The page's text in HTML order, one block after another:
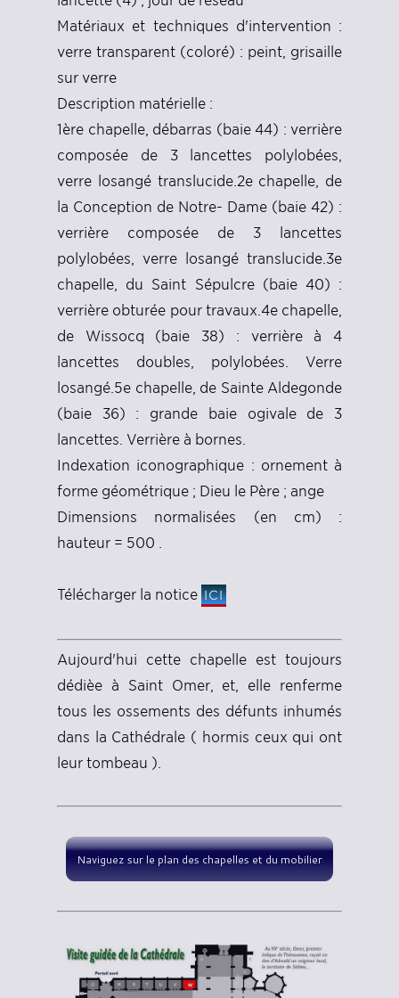
Matériaux et techniques d'intervention :
verre transparent (coloré) : peint, grisaille
sur verre
Description matérielle :
1ère chapelle, débarras (baie 44) : verrière
composée de 3 lancettes polylobées,
verre losangé translucide.2e chapelle, de
la Conception de Notre- Dame (baie 42) :
verrière composée de 3 lancettes
polylobées, verre losangé translucide.3e
chapelle, du Saint Sépulcre (baie 40) :
verrière obturée pour travaux.4e chapelle,
de Wissocq (baie 38) : verrière à 4
lancettes doubles, polylobées. Verre
losangé.5e chapelle, de Sainte Aldegonde
(baie 36) : grande baie ogivale de 3
lancettes. Verrière à bornes.
Indexation iconographique : ornement à
forme géométrique ; Dieu le Père ; ange
Dimensions normalisées (en cm) :
hauteur = 500 .
Télécharger la notice ICI
Aujourd'hui cette chapelle est toujours
dédièe à Saint Omer, et, elle renferme
tous les ossements des défunts inhumés
dans la Cathédrale ( hormis ceux qui ont
leur tombeau ).
Naviguez sur le plan des chapelles et du mobilier